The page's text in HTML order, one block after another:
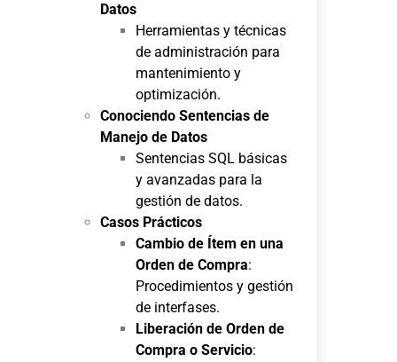
Datos
Herramientas y técnicas
de administración para
mantenimiento y
optimización.
Conociendo Sentencias de
Manejo de Datos
Sentencias SQL básicas
y avanzadas para la
gestión de datos.
Casos Prácticos
Cambio de Ítem en una
Orden de Compra:
Procedimientos y gestión
de interfases.
Liberación de Orden de
Compra o Servicio: